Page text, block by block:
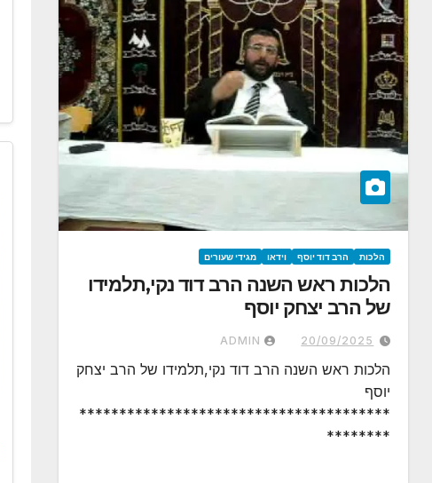
הלכות הרב דוד יוסף וידאו מגידי שעורים
הלכות ראש השנה הרב דוד נקי,תלמידו
של הרב יצחק יוסף
20/09/2025
ADMIN
הלכות ראש השנה הרב דוד נקי,תלמידו של הרב יצחק
יוסף
***************************************
********